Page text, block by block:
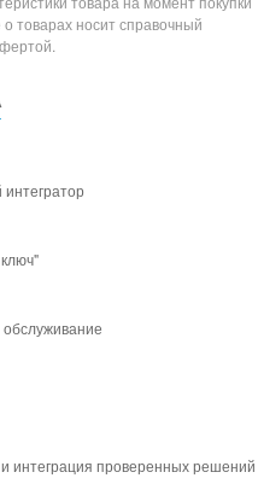
товарах носит справочный
интеграция проверенных решений